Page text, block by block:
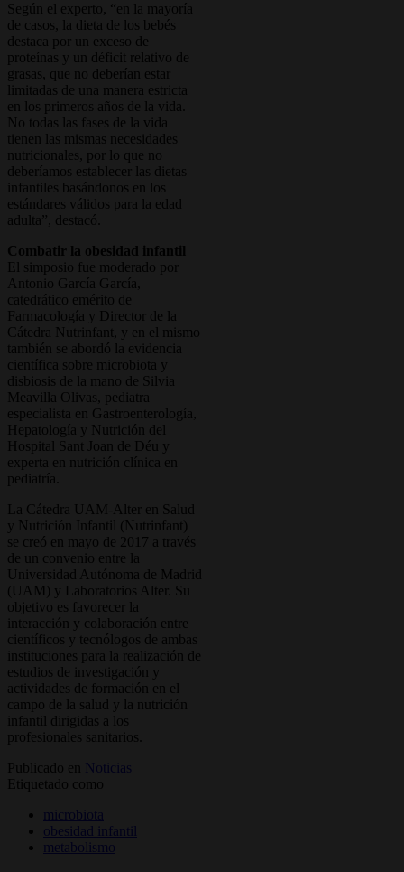
Según el experto, “en la mayoría
de casos, la dieta de los bebés
destaca por un exceso de
proteínas y un déficit relativo de
grasas, que no deberían estar
limitadas de una manera estricta
en los primeros años de la vida.
No todas las fases de la vida
tienen las mismas necesidades
nutricionales, por lo que no
deberíamos establecer las dietas
infantiles basándonos en los
estándares válidos para la edad
adulta”, destacó.
Combatir la obesidad infantil
El simposio fue moderado por
Antonio García García,
catedrático emérito de
Farmacología y Director de la
Cátedra Nutrinfant, y en el mismo
también se abordó la evidencia
científica sobre microbiota y
disbiosis de la mano de Silvia
Meavilla Olivas, pediatra
especialista en Gastroenterología,
Hepatología y Nutrición del
Hospital Sant Joan de Déu y
experta en nutrición clínica en
pediatría.
La Cátedra UAM-Alter en Salud
y Nutrición Infantil (Nutrinfant)
se creó en mayo de 2017 a través
de un convenio entre la
Universidad Autónoma de Madrid
(UAM) y Laboratorios Alter. Su
objetivo es favorecer la
interacción y colaboración entre
científicos y tecnólogos de ambas
instituciones para la realización de
estudios de investigación y
actividades de formación en el
campo de la salud y la nutrición
infantil dirigidas a los
profesionales sanitarios.
Publicado en
Noticias
Etiquetado como
microbiota
obesidad infantil
metabolismo